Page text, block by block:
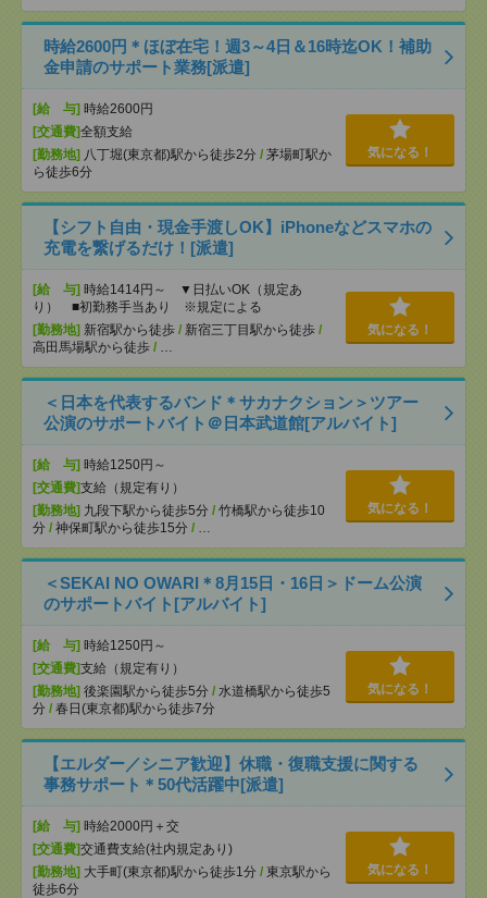
時給2600円＊ほぼ在宅！週3～4日＆16時迄OK！補助
金申請のサポート業務[派遣]
[給 与] 時給2600円
[交通費]全額支給
[勤務地] 八丁堀(東京都)駅から徒歩2分 / 茅場町駅か
ら徒歩6分
気になる！
【シフト自由・現金手渡しOK】iPhoneなどスマホの
充電を繋げるだけ！[派遣]
[給 与] 時給1414円～ ▼日払いOK（規定あ
り） ■初勤務手当あり ※規定による
[勤務地] 新宿駅から徒歩 / 新宿三丁目駅から徒歩 /
高田馬場駅から徒歩 / …
気になる！
＜日本を代表するバンド＊サカナクション＞ツアー
公演のサポートバイト＠日本武道館[アルバイト]
[給 与] 時給1250円～
[交通費]支給（規定有り）
[勤務地] 九段下駅から徒歩5分 / 竹橋駅から徒歩10
分 / 神保町駅から徒歩15分 / …
気になる！
＜SEKAI NO OWARI＊8月15日・16日＞ドーム公演
のサポートバイト[アルバイト]
[給 与] 時給1250円～
[交通費]支給（規定有り）
[勤務地] 後楽園駅から徒歩5分 / 水道橋駅から徒歩5
分 / 春日(東京都)駅から徒歩7分
気になる！
【エルダー／シニア歓迎】休職・復職支援に関する
事務サポート＊50代活躍中[派遣]
[給 与] 時給2000円＋交
[交通費]交通費支給(社内規定あり)
[勤務地] 大手町(東京都)駅から徒歩1分 / 東京駅から
徒歩6分
気になる！